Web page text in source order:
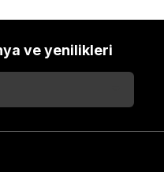
ve yenilikleri